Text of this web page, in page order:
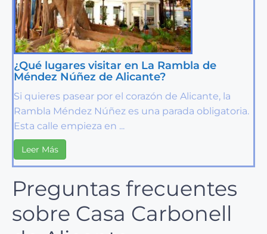
¿Qué lugares visitar en La Rambla de
Méndez Núñez de Alicante?
Si quieres pasear por el corazón de Alicante, la
Rambla Méndez Núñez es una parada obligatoria.
Esta calle empieza en ...
Leer Más
Preguntas frecuentes
sobre Casa Carbonell